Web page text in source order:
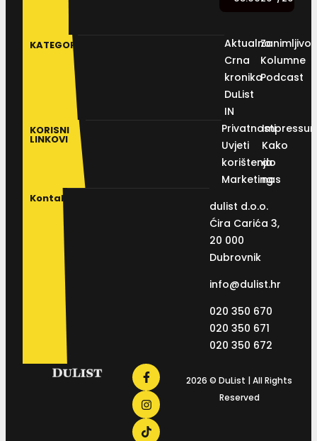
KATEGORIJE
Aktualno
Crna
kronika
DuList
IN
Kolumne
Podcast
KORISNI
LINKOVI
Privatnosti
Uvjeti
korištenja
Marketing
Kako
do
nas
Kontakt
dulist d.o.o.
Ćira Carića 3,
20 000
Dubrovnik
info@dulist.hr
020 350 670
020 350 671
020 350 672
2026 © DuList | All Rights
Reserved